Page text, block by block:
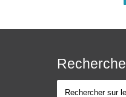
Recherche